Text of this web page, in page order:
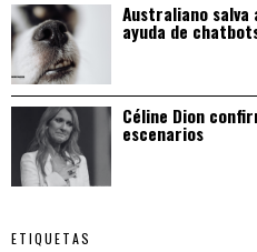
Australiano
ayuda de
Céline Dion
escenarios
ETIQUETAS